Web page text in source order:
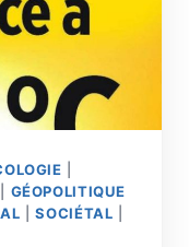
GÉOPOLITIQUE
|SOCIÉTAL